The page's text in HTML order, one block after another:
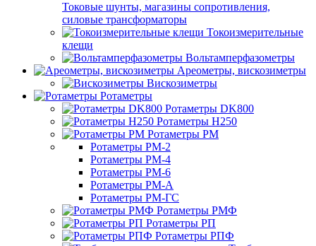
Токовые шунты, магазины сопротивления,
силовые трансформаторы
Токоизмерительные
клещи
Вольтамперфазометры
Ареометры, вискозиметры
Вискозиметры
Ротаметры
Ротаметры DK800
Ротаметры H250
Ротаметры РМ
Ротаметры РМ-2
Ротаметры РМ-4
Ротаметры РМ-6
Ротаметры РМ-А
Ротаметры РМ-ГС
Ротаметры РМФ
Ротаметры РП
Ротаметры РПФ